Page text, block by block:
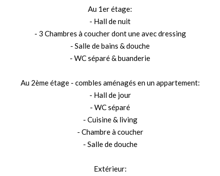
Au 1er étage:
- Hall de nuit
- 3 Chambres à coucher dont une avec dressing
- Salle de bains & douche
- WC séparé & buanderie
Au 2ème étage - combles aménagés en un appartement:
- Hall de jour
- WC séparé
- Cuisine & living
- Chambre à coucher
- Salle de douche
Extérieur: